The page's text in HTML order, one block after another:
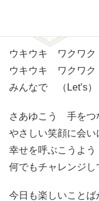
ヤ
ー
ウキウキ ワクワ
ウキウキ ワクワ
みんなで （Let’s
さあゆこう 手をつ
やさしい笑顔に会い
幸せを呼ぶこうよう
何でもチャレンジし
今日も楽しいことば